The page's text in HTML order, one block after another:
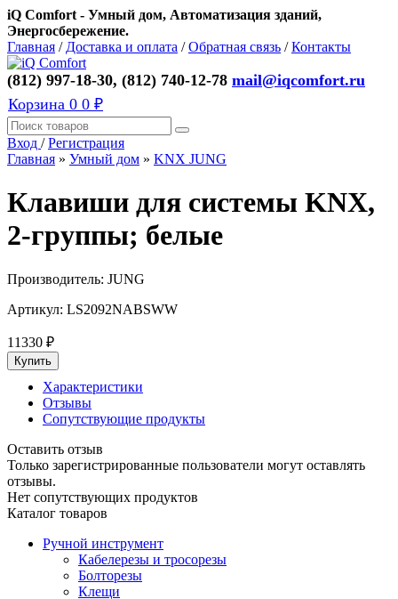
iQ Comfort - Умный дом, Автоматизация зданий,
Энергосбережение.
Главная / Доставка и оплата /Обратная связь /Контакты
(812) 997-18-30, (812) 740-12-78 mail@iqcomfort.ru
Корзина 0 0 ₽
Вход /Регистрация
Главная » Умный дом » KNX JUNG
Клавиши для системы KNX,
2-группы; белые
Производитель: JUNG
Артикул: LS2092NABSWW
11330 ₽
Характеристики
Отзывы
Сопутствующие продукты
Оставить отзыв
Только зарегистрированные пользователи могут оставлять
отзывы.
Нет сопутствующих продуктов
Каталог товаров
Ручной инструмент
Кабелерезы и тросорезы
Болторезы
Клещи